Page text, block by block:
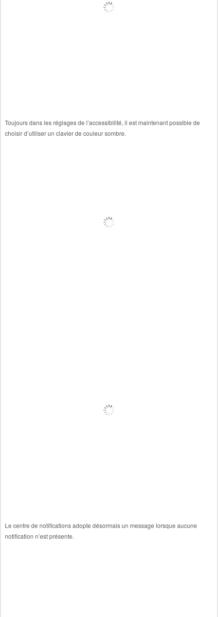
Toujours dans les réglages de l’accessibilité, il est maintenant possible de
choisir d’utiliser un clavier de couleur sombre.
Le centre de notifications adopte désormais un message lorsque aucune
notification n’est présente.